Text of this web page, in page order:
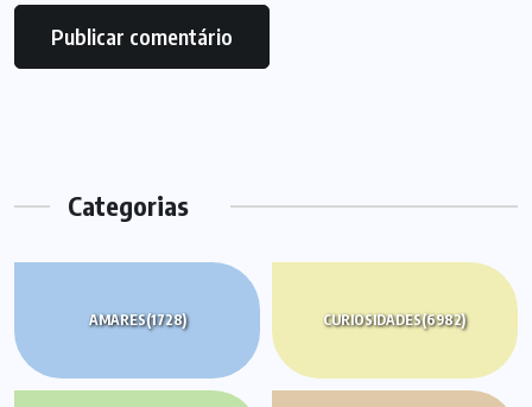
Categorias
AMARES(1728) CURIOSIDADES(6982)